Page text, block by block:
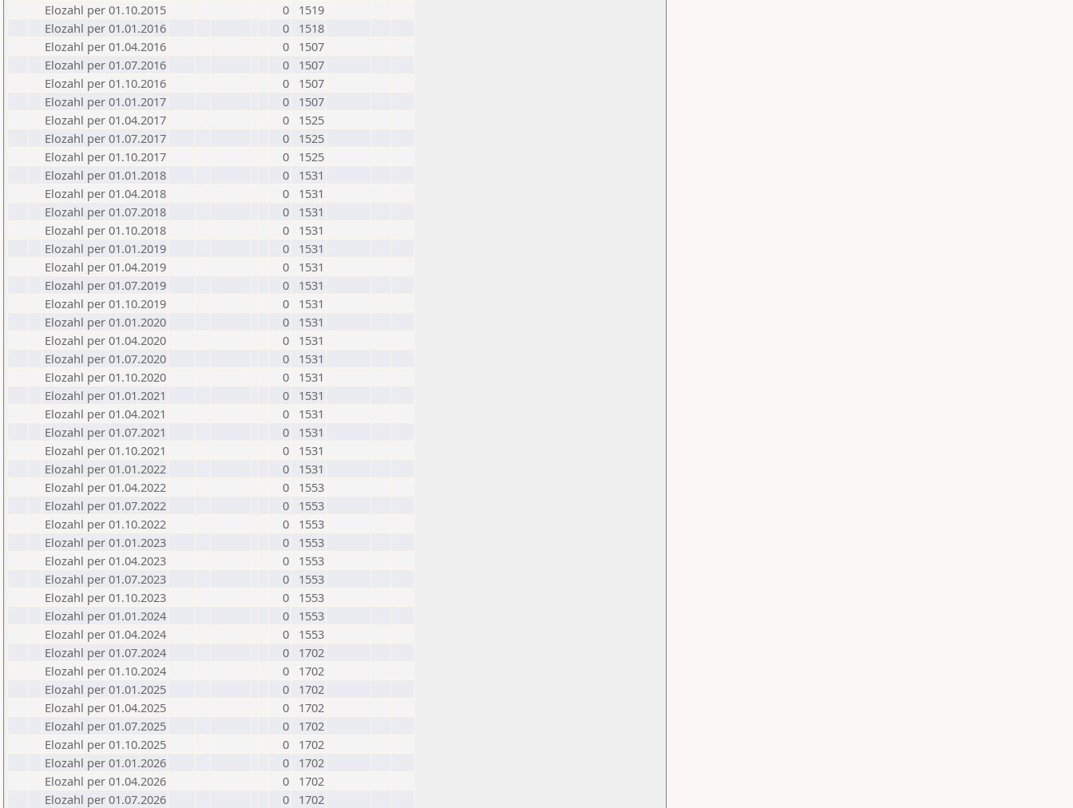
Elozahl per 01.10.2015
0
1519
Elozahl per 01.01.2016
0
1518
Elozahl per 01.04.2016
0
1507
Elozahl per 01.07.2016
0
1507
Elozahl per 01.10.2016
0
1507
Elozahl per 01.01.2017
0
1507
Elozahl per 01.04.2017
0
1525
Elozahl per 01.07.2017
0
1525
Elozahl per 01.10.2017
0
1525
Elozahl per 01.01.2018
0
1531
Elozahl per 01.04.2018
0
1531
Elozahl per 01.07.2018
0
1531
Elozahl per 01.10.2018
0
1531
Elozahl per 01.01.2019
0
1531
Elozahl per 01.04.2019
0
1531
Elozahl per 01.07.2019
0
1531
Elozahl per 01.10.2019
0
1531
Elozahl per 01.01.2020
0
1531
Elozahl per 01.04.2020
0
1531
Elozahl per 01.07.2020
0
1531
Elozahl per 01.10.2020
0
1531
Elozahl per 01.01.2021
0
1531
Elozahl per 01.04.2021
0
1531
Elozahl per 01.07.2021
0
1531
Elozahl per 01.10.2021
0
1531
Elozahl per 01.01.2022
0
1531
Elozahl per 01.04.2022
0
1553
Elozahl per 01.07.2022
0
1553
Elozahl per 01.10.2022
0
1553
Elozahl per 01.01.2023
0
1553
Elozahl per 01.04.2023
0
1553
Elozahl per 01.07.2023
0
1553
Elozahl per 01.10.2023
0
1553
Elozahl per 01.01.2024
0
1553
Elozahl per 01.04.2024
0
1553
Elozahl per 01.07.2024
0
1702
Elozahl per 01.10.2024
0
1702
Elozahl per 01.01.2025
0
1702
Elozahl per 01.04.2025
0
1702
Elozahl per 01.07.2025
0
1702
Elozahl per 01.10.2025
0
1702
Elozahl per 01.01.2026
0
1702
Elozahl per 01.04.2026
0
1702
Elozahl per 01.07.2026
0 1702